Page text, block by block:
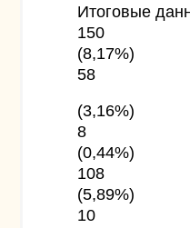
Итоговые
150
(8,17%)
58
(3,16%)
8
(0,44%)
108
(5,89%)
10